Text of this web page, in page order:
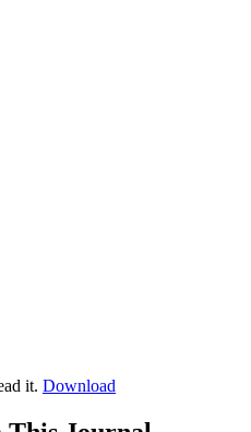
it. Download